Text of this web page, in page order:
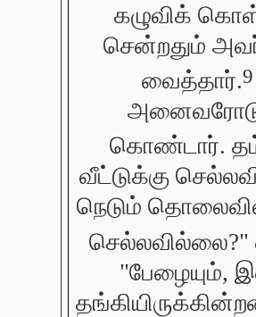
கழுவிக்
சென்றதும்
வைத்தார்.9
கொண்டார்.
வீட்டுக்கு
நெடும்
செல்லவில்லை?"
"பேழையும்,